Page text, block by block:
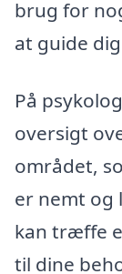
brug for
at guide
På
oversigt
området,
er nemt og
kan træffe
til dine